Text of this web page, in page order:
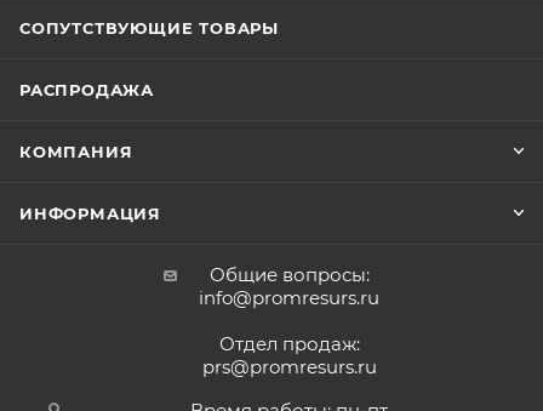
СОПУТСТВУЮЩИЕ ТОВАРЫ
РАСПРОДАЖА
КОМПАНИЯ
ИНФОРМАЦИЯ
Общие вопросы:
info@promresurs.ru
Отдел продаж:
prs@promresurs.ru